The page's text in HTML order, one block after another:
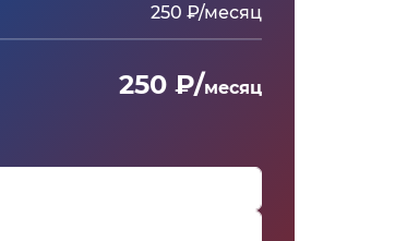
250 ₽/месяц
250 ₽/месяц